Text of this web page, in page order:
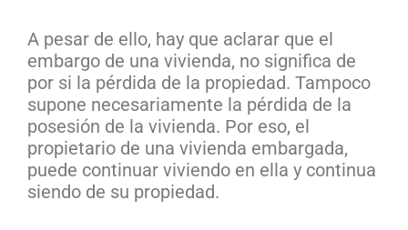
A pesar de ello, hay que aclarar que el
embargo de una vivienda, no significa de
por si la pérdida de la propiedad. Tampoco
supone necesariamente la pérdida de la
posesión de la vivienda. Por eso, el
propietario de una vivienda embargada,
puede continuar viviendo en ella y continua
siendo de su propiedad.